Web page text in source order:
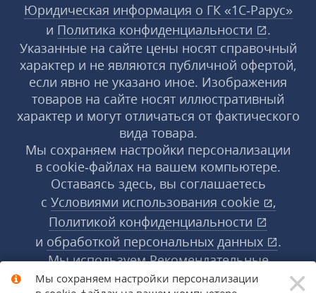
Юридическая информация о ГК «1С‑Рарус»
и Политика конфиденциальности
.
Указанные на сайте цены носят справочный
характер и не являются публичной офертой,
если явно не указано иное. Изображения
товаров на сайте носят иллюстративный
характер и могут отличаться от фактического
вида товара.
Мы сохраняем настройки персонализации
в cookie‑файлах на вашем компьютере.
Оставаясь здесь, вы соглашаетесь
с Условиями использования cookie
,
Политикой конфиденциальности
и обработкой персональных данных
.
Мы используем Рекомендательные
технологии, их правила применения доступны
×
Мы сохраняем настройки персонализации